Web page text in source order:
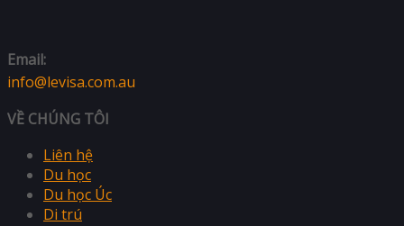
Email:
info@levisa.com.au
VỀ CHÚNG TÔI
Liên hệ
Du học
Du học Úc
Di trú